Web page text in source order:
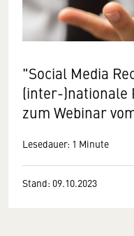
"Social Media
(inter-)nationale
zum Webinar
Lesedauer: 1 Minute
Stand: 09.10.2023